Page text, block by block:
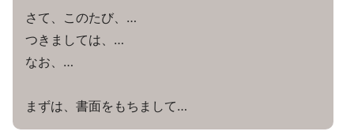
さて、このたび、…
つきましては、…
なお、…
まずは、書面をもちまして…